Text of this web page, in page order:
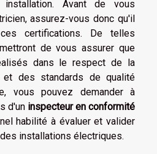
Avant de vous
assurez-vous donc qu'il
certifications. De telles
de vous assurer que
dans le respect de la
des standards de qualité
vous pouvez demander à
d'un inspecteur en conformité
habilité à évaluer et valider
installations électriques.